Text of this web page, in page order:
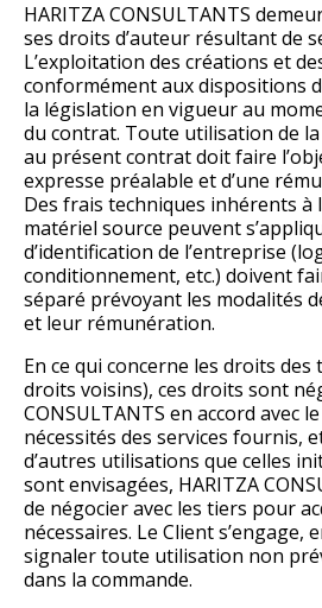
HARITZA CONSULTANTS
ses droits d’auteur résultant de
L’exploitation des créations et
conformément aux dispositions
la législation en vigueur au
du contrat. Toute utilisation de
au présent contrat doit faire
expresse préalable et d’une
Des frais techniques inhérents à
matériel source peuvent
d’identification de l’entreprise
conditionnement, etc.) doivent
séparé prévoyant les modalités
et leur rémunération.
En ce qui concerne les droits des
droits voisins), ces droits sont
CONSULTANTS en accord avec
nécessités des services fournis,
d’autres utilisations que celles
sont envisagées, HARITZA
de négocier avec les tiers pour
nécessaires. Le Client s’engage,
signaler toute utilisation non
dans la commande.